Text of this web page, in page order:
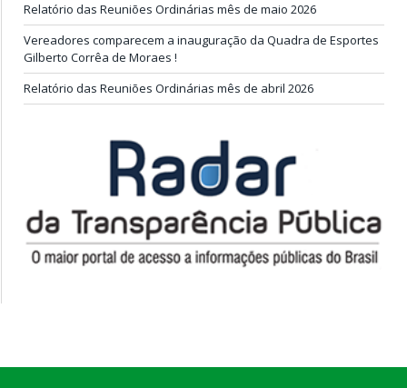
Relatório das Reuniões Ordinárias mês de maio 2026
Vereadores comparecem a inauguração da Quadra de Esportes
Gilberto Corrêa de Moraes !
Relatório das Reuniões Ordinárias mês de abril 2026